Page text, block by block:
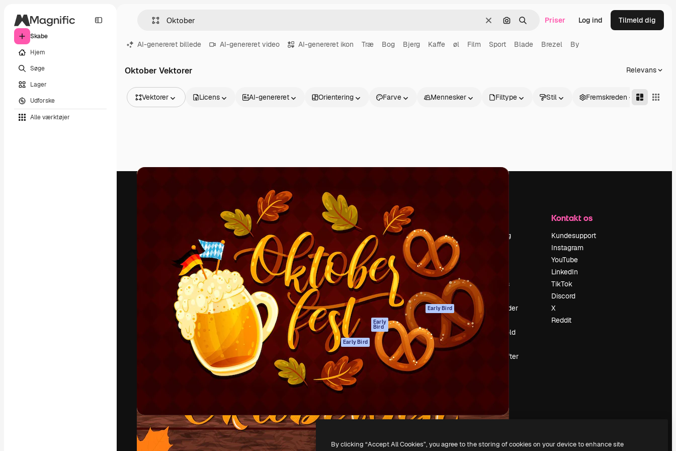
Skabe
Hjem
Søge
Lager
Udforske
Alle værktøjer
Klar Søg efter billede
Søge Priser Log ind Tilmeld dig
AI-genereret billede AI-genereret video AI-genereret ikon Træ Bog Bjerg Kaffe øl Film Sport Blade Brezel By
Oktober Vektorer Relevans
Vektorer
Videoer
Licens AI-genereret Orientering Farve Mennesker Filtype Stil Fremskreden
Den kreative platform til at skabe dit bedste
arbejde. Over 1 million abonnenter – fra
kreative og virksomheder til bureauer og
studier.
Dansk
Produkter
Spaces
AI-assistent
AI-billedgenerator
AI-videogenerator
AI-
stemmegenerator
Stockindhold
MCP til
Claude/ChatGPT
Early
Bird
Agenter Early Bird
API
Mobilapp
Alle Magnific
værktøjer
Kom godt i
gang
Academy
Dokumentation
Support
Vilkår for brug
Privatlivspolitik
Originaler
Early Bird
Cookies politik
Tillidscenter
Partnere
Virksomhed
Prissætning
Søgetrends
Blog
Begivenheder
Slidesgo
Sælg indhold
Leder du efter
Kontakt os
Kundesupport
Instagram
YouTube
LinkedIn
TikTok
Discord
X
Reddit
Copyright © 2010- 2026Freepik Company S.L.U. Alle rettigheder forbeholdes.
By clicking “Accept All Cookies”, you agree to the storing of cookies on your device to enhance site